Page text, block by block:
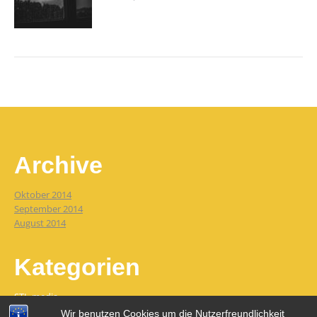
Wir benutzen Cookies um die Nutzerfreundlichkeit
Archive
Oktober 2014
September 2014
August 2014
Kategorien
STL-media